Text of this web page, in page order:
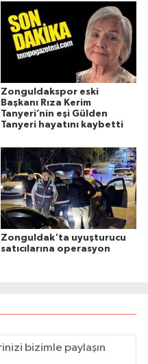
Zonguldakspor eski
Başkanı Rıza Kerim
Tanyeri’nin eşi Gülden
Tanyeri hayatını kaybetti
Zonguldak'ta uyuşturucu
satıcılarına operasyon